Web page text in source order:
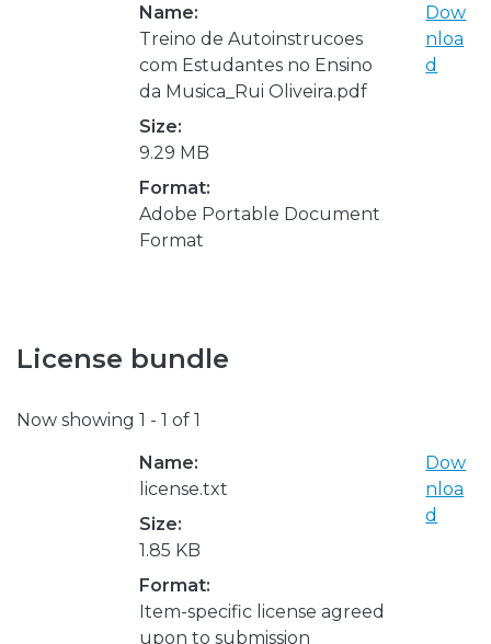
Name:
Treino de Autoinstrucoes
com Estudantes no Ensino
da Musica_Rui Oliveira.pdf
Size:
9.29 MB
Format:
Adobe Portable Document
Format
Dow
nloa
d
License bundle
Now showing 1 - 1 of 1
Name:
license.txt
Size:
1.85 KB
Format:
Item-specific license agreed
upon to submission
Dow
nloa
d